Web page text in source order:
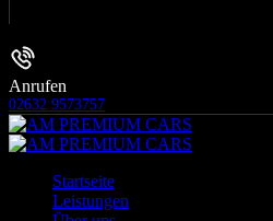
Anrufen
02632 9573757
Startseite
Leistungen